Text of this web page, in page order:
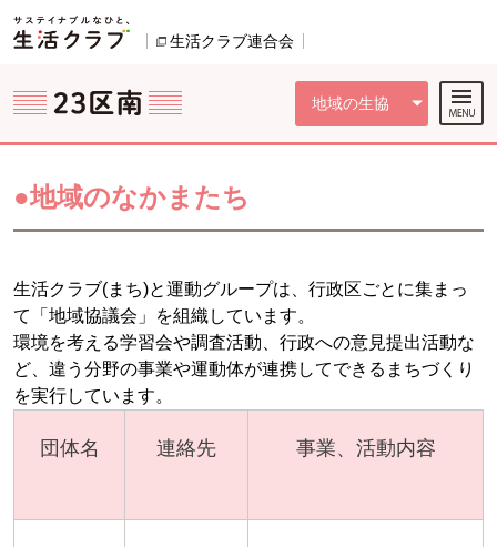
ページの先頭です。
生活クラブ連合会
地域の生協
ここからサイト内共通メニューです。
サイト内共通メニューをスキップする
サイト内共通メニューここまで。
●地域のなかまたち
生活クラブ(まち)と運動グループは、行政区ごとに集まっ
て「地域協議会」を組織しています。
環境を考える学習会や調査活動、行政への意見提出活動な
ど、違う分野の事業や運動体が連携してできるまちづくり
を実行しています。
団体名 連絡先 事業、活動内容